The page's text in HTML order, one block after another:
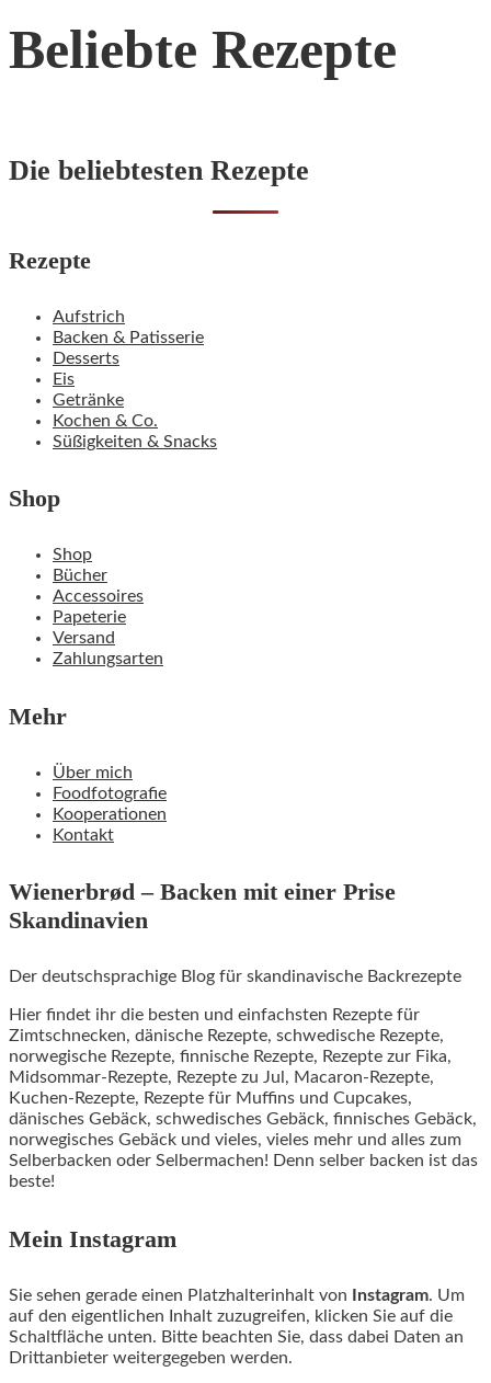
Beliebte Rezepte
Die beliebtesten Rezepte
Rezepte
Aufstrich
Backen & Patisserie
Desserts
Eis
Getränke
Kochen & Co.
Süßigkeiten & Snacks
Shop
Shop
Bücher
Accessoires
Papeterie
Versand
Zahlungsarten
Mehr
Über mich
Foodfotografie
Kooperationen
Kontakt
Wienerbrød – Backen mit einer Prise
Skandinavien
Der deutschsprachige Blog für skandinavische Backrezepte
Hier findet ihr die besten und einfachsten Rezepte für
Zimtschnecken, dänische Rezepte, schwedische Rezepte,
norwegische Rezepte, finnische Rezepte, Rezepte zur Fika,
Midsommar-Rezepte, Rezepte zu Jul, Macaron-Rezepte,
Kuchen-Rezepte, Rezepte für Muffins und Cupcakes,
dänisches Gebäck, schwedisches Gebäck, finnisches Gebäck,
norwegisches Gebäck und vieles, vieles mehr und alles zum
Selberbacken oder Selbermachen! Denn selber backen ist das
beste!
Mein Instagram
Sie sehen gerade einen Platzhalterinhalt von Instagram. Um
auf den eigentlichen Inhalt zuzugreifen, klicken Sie auf die
Schaltfläche unten. Bitte beachten Sie, dass dabei Daten an
Drittanbieter weitergegeben werden.